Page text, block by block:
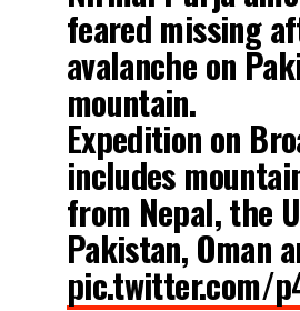
feared missing
avalanche on
mountain.
Expedition on
includes
from Nepal, the
Pakistan, Oman
pic.twitter.com/